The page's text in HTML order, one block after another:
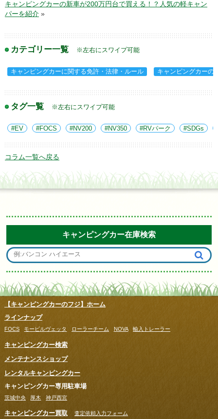
キャンピングカーの新車が200万円台で買える！？人気の軽キャン
パーを紹介 »
カテゴリー一覧 ※左右にスワイプ可能
キャンピングカーに関する免許・法律・ルール キャンピングカーの
タグ一覧 ※左右にスワイプ可能
EV FOCS NV200 NV350 RVパーク SDGs
コラム一覧へ戻る
キャンピングカー在庫検索
【キャンピングカーのフジ】ホーム
ラインナップ
FOCS モービルヴェッタ ローラーチーム NOVA 輸入トレーラー
キャンピングカー検索
メンテナンスショップ
レンタルキャンピングカー
キャンピングカー専用駐車場
茨城中央 厚木 神戸西宮
キャンピングカー買取 査定依頼入力フォーム